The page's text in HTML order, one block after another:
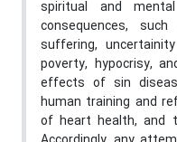
spiritual and
consequences,
suffering,
poverty, hypocrisy,
effects of sin
human training and
of heart health, and